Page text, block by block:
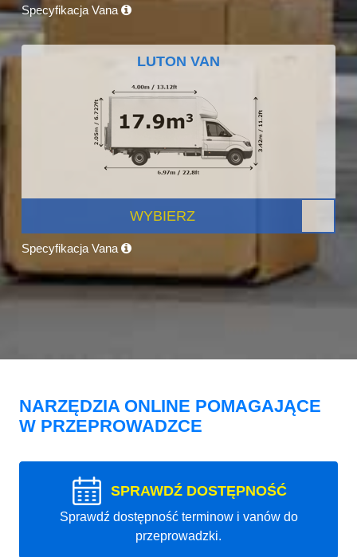
Specyfikacja Vana
LUTON VAN
WYBIERZ
Specyfikacja Vana
NARZĘDZIA ONLINE POMAGAJĄCE
W PRZEPROWADZCE
SPRAWDŹ DOSTĘPNOŚĆ
Sprawdź dostępność terminow i vanów do
przeprowadzki.